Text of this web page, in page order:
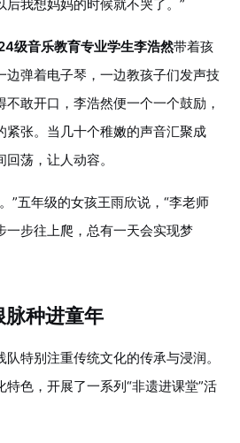
我想妈妈的时候就不哭了。”
级音乐教育专业学生李浩然带着孩
边弹着电子琴，一边教孩子们发声技
敢开口，李浩然便一个一个鼓励，
紧张。当几十个稚嫩的声音汇聚成
荡，让人动容。
”五年级的女孩王雨欣说，“李老师
一步往上爬，总有一天会实现梦
脉种进童年
特别注重传统文化的传承与浸润。
色，开展了一系列“非遗进课堂”活